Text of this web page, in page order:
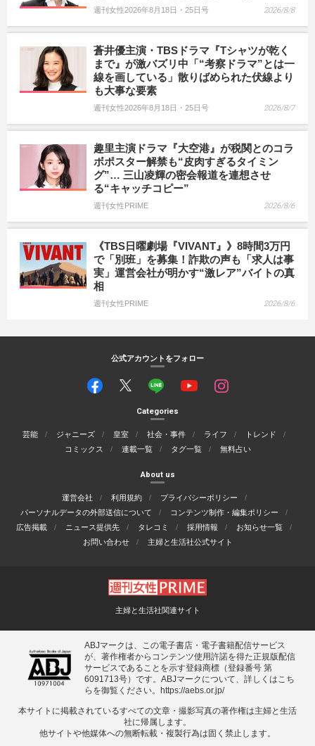
週刊女性2026年8月18日・25日号 2026/8/8
蒼井優主演・TBSドラマ『Tシャツが乾く
まで』が激バズリ中「“考察ドラマ”とは一
線を画している」散りばめられた伏線より
も大事な要素
週刊女性2026年8月18日・25日号 2026/8/7
趣里主演ドラマ『大空港』が税関とのコラ
ボポスター解禁も“皮肉すぎるタイミン
グ”… 三山凌輝の密会報道を連想させ
る“キャッチコピー”
週刊女性PRIME 2026/8/6
《TBS日曜劇場『VIVANT』》8時間3万円
で「別班」を募集！詐欺の声も「求人は事
実」運営会社が明かす“激レア”バイトの真
相
週刊女性PRIME 2026/8/6
公式アカウントをフォロー
Categories
芸能 ジャニーズ 皇室 社会・事件 ライフ
トレンド
コミックス
連載一覧 タグ一覧 無料占い
About us
運営会社 利用規約
プライバシーポリシー
パーソナルデータの外部送信について
コンテンツ制作・編集ポリシー
広告掲載
ニュース提供先 タレコミ 採用情報
お知らせ一覧
お問い合わせ
主婦と生活社公式サイト
主婦と生活社関連サイト
ABJマークは、この電子書店・電子書籍配信サービス
が、著作権者からコンテンツ使用許諾を得た正規版配信
サービスであることを示す登録商標（登録番号 第
6091713号）です。ABJマークについて、詳しくはこち
らを御覧ください。
https://aebs.or.jp/
本サイトに掲載されているすべての⽂章・撮影写真の著作権は主婦と⽣活
社に帰属します。
他サイトや他媒体への無断転載・複製⾏為は固く禁⽌します。